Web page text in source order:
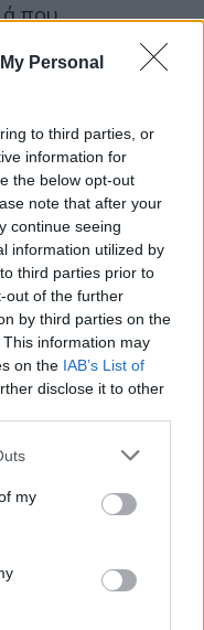
Personal
to third parties, or
information for
the below opt-out
note that after your
continue seeing
information utilized by
third parties prior to
out of the further
by third parties on the
This information may
on the IAB’s List of
disclose it to other
my
που
την ημέρα
κίνδυνο για
τα παιδιά
που
Journal of
όσο πιο
παιδί τόσο
εμφανίσει
τι κάνουμε;
Ελληνική
πέρα!